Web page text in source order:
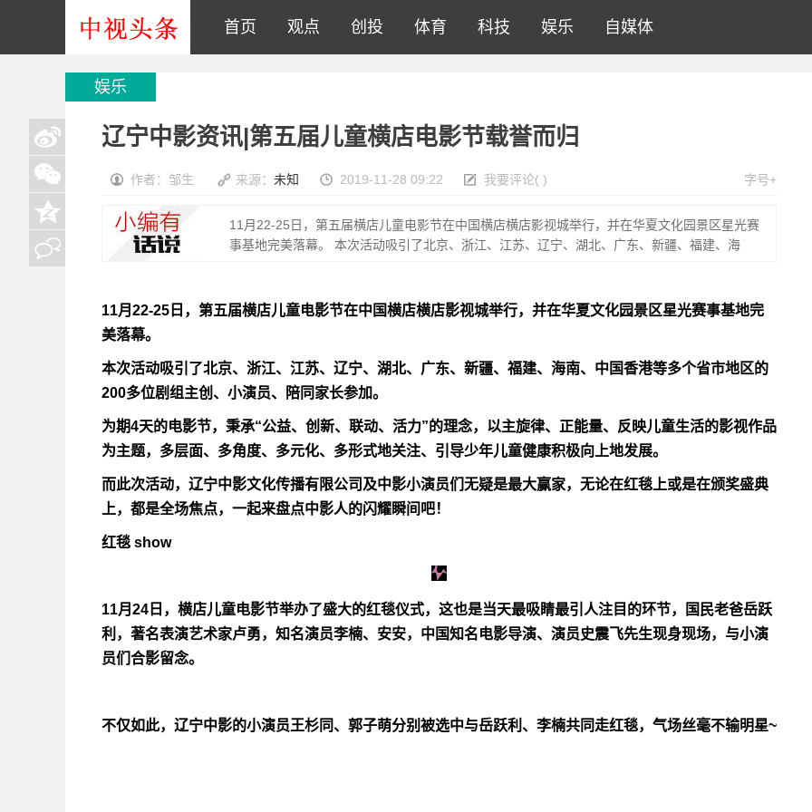
首页 观点 创投 体育 科技 娱乐 自媒体
娱乐
辽宁中影资讯|第五届儿童横店电影节载誉而归
字号+
作者：邹生 来源： 未知 2019-11-28 09:22 我要评论( )
11月22-25日，第五届横店儿童电影节在中国横店横店影视城举行，并在华夏文化园景区星光赛
事基地完美落幕。 本次活动吸引了北京、浙江、江苏、辽宁、湖北、广东、新疆、福建、海
11月22-25日，第五届横店儿童电影节在中国横店横店影视城举行，并在华夏文化园景区星光赛事基地完
美落幕。
本次活动吸引了北京、浙江、江苏、辽宁、湖北、广东、新疆、福建、海南、中国香港等多个省市地区的
200多位剧组主创、小演员、陪同家长参加。
为期4天的电影节，秉承“公益、创新、联动、活力”的理念，以主旋律、正能量、反映儿童生活的影视作品
为主题，多层面、多角度、多元化、多形式地关注、引导少年儿童健康积极向上地发展。
而此次活动，辽宁中影文化传播有限公司及中影小演员们无疑是最大赢家，无论在红毯上或是在颁奖盛典
上，都是全场焦点，一起来盘点中影人的闪耀瞬间吧！
红毯 show
11月24日，横店儿童电影节举办了盛大的红毯仪式，这也是当天最吸睛最引人注目的环节，国民老爸岳跃
利，著名表演艺术家卢勇，知名演员李楠、安安，中国知名电影导演、演员史震飞先生现身现场，与小演
员们合影留念。
不仅如此，辽宁中影的小演员王杉同、郭子萌分别被选中与岳跃利、李楠共同走红毯，气场丝毫不输明星~